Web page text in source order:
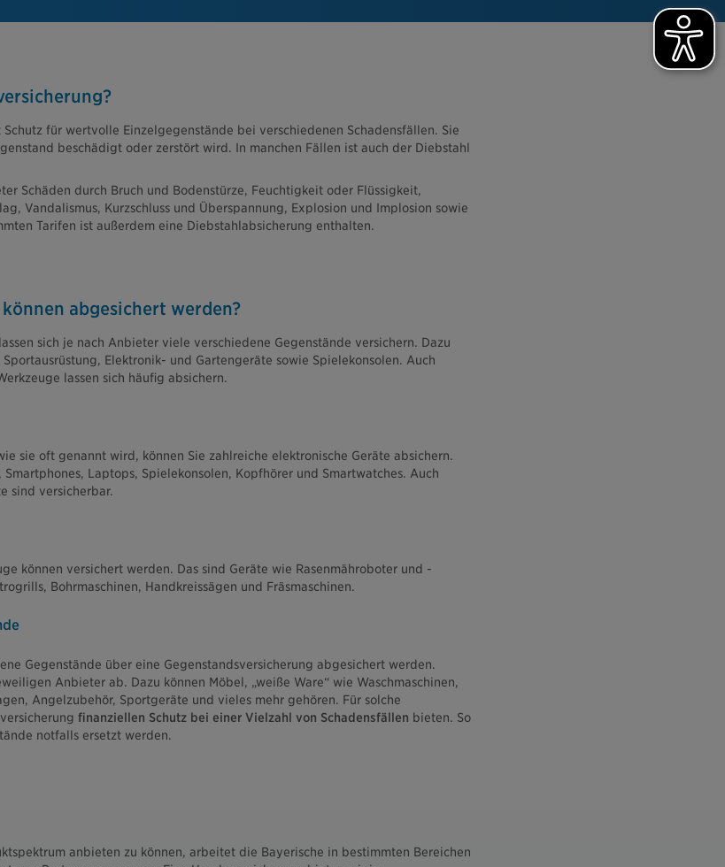
für wertvolle Einzelgegenstände bei verschiedenen Schadensfällen. Sie
beschädigt oder zerstört wird. In manchen Fällen ist auch der Diebstahl
Schäden durch Bruch und Bodenstürze, Feuchtigkeit oder Flüssigkeit,
Vandalismus, Kurzschluss und Überspannung, Explosion und Implosion sowie
Tarifen ist außerdem eine Diebstahlabsicherung enthalten.
abgesichert werden?
sich je nach Anbieter viele verschiedene Gegenstände versichern. Dazu
Elektronik- und Gartengeräte sowie Spielekonsolen. Auch
lassen sich häufig absichern.
sie oft genannt wird, können Sie zahlreiche elektronische Geräte absichern.
Laptops, Spielekonsolen, Kopfhörer und Smartwatches. Auch
sind versicherbar.
können versichert werden. Das sind Geräte wie Rasenmähroboter und -
Bohrmaschinen, Handkreissägen und Fräsmaschinen.
Gegenstände über eine Gegenstandsversicherung abgesichert werden.
Anbieter ab. Dazu können Möbel, „weiße Ware“ wie Waschmaschinen,
Angelzubehör, Sportgeräte und vieles mehr gehören. Für solche
finanziellen Schutz bei einer Vielzahl von Schadensfällen bieten. So
notfalls ersetzt werden.
anbieten zu können, arbeitet die Bayerische in bestimmten Bereichen